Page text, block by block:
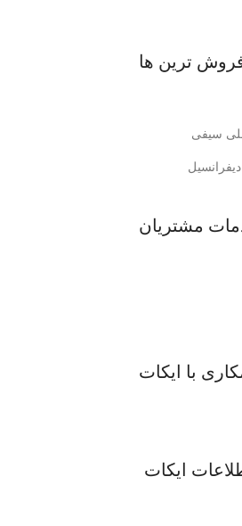
ترین ها
سیفی
مشتریان
با ایکات
ایکات